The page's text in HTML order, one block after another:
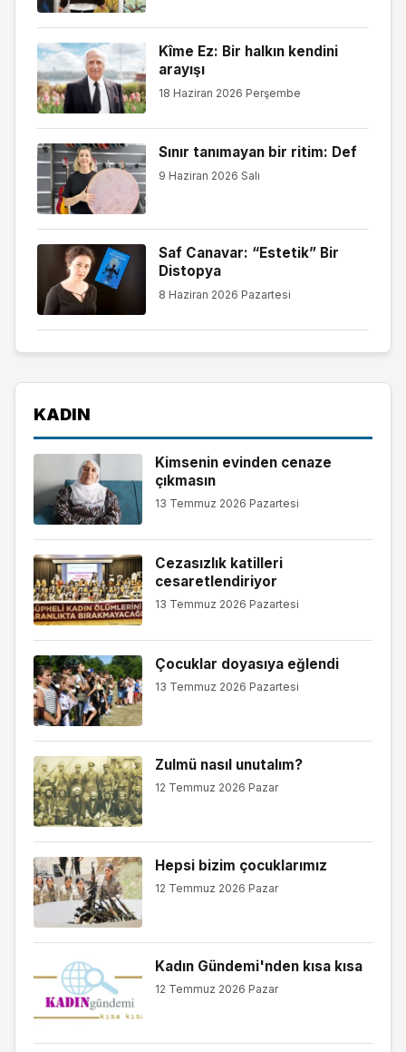
Kîme Ez: Bir halkın kendini
arayışı
18 Haziran 2026 Perşembe
Sınır tanımayan bir ritim: Def
9 Haziran 2026 Salı
Saf Canavar: “Estetik” Bir
Distopya
8 Haziran 2026 Pazartesi
KADIN
Kimsenin evinden cenaze
çıkmasın
13 Temmuz 2026 Pazartesi
Cezasızlık katilleri
cesaretlendiriyor
13 Temmuz 2026 Pazartesi
Çocuklar doyasıya eğlendi
13 Temmuz 2026 Pazartesi
Zulmü nasıl unutalım?
12 Temmuz 2026 Pazar
Hepsi bizim çocuklarımız
12 Temmuz 2026 Pazar
Kadın Gündemi'nden kısa kısa
12 Temmuz 2026 Pazar